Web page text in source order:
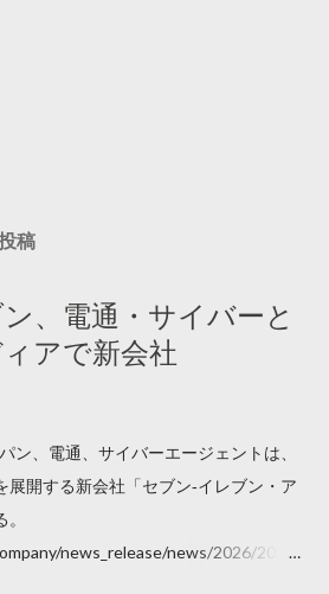
稿
、電通・サイバーと
アで新会社
ン、電通、サイバーエージェントは、
展開する新会社「セブン‐イレブン・ア
news_release/news/2026/2026